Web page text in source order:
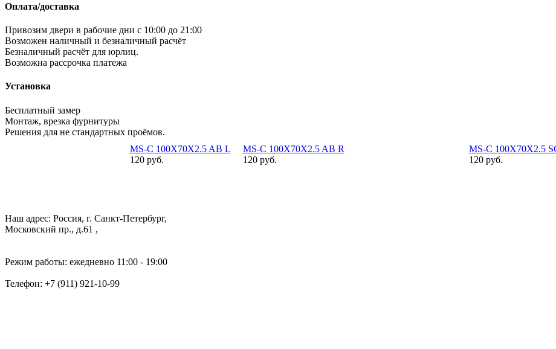
Оплата/доставка
Привозим двери в рабочие дни с 10:00 до 21:00
Возможен наличный и безналичный расчёт
Безналичный расчёт для юрлиц.
Возможна рассрочка платежа
Установка
Бесплатный замер
Монтаж, врезка фурнитуры
Решения для не стандартных проёмов.
MS-C 100X70X2.5 AB L
120 руб.
MS-C 100X70X2.5 AB R
120 руб.
MS-C 100X70X2.5
120 руб.
Наш адрес: Россия, г. Санкт-Петербург,
Московский пр., д.61 ,
Режим работы: ежедневно 11:00 - 19:00
Телефон: +7 (911) 921-10-99